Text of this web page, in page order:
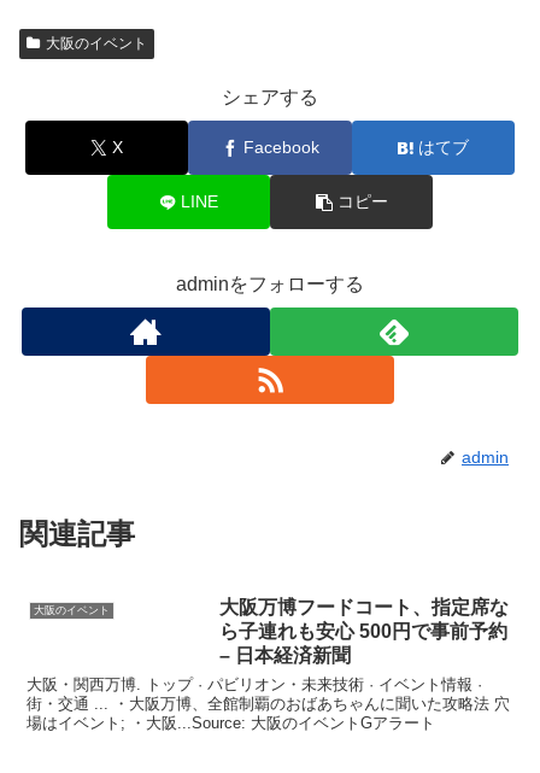
大阪のイベント
シェアする
X Facebook はてブ
LINE コピー
adminをフォローする
admin
関連記事
大阪のイベント 大阪万博フードコート、指定席な
ら子連れも安心 500円で事前予約
– 日本経済新聞
大阪・関西万博. トップ · パビリオン・未来技術 · イベント情報 ·
街・交通 ... ・大阪万博、全館制覇のおばあちゃんに聞いた攻略法 穴
場はイベント; ・大阪...Source: 大阪のイベントGアラート